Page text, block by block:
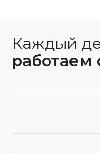
Каждый